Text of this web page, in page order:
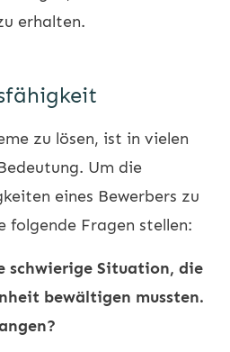
erhalten.
zu lösen, ist in vielen
Um die
eines Bewerbers zu
folgende Fragen stellen:
schwierige Situation, die
bewältigen mussten.